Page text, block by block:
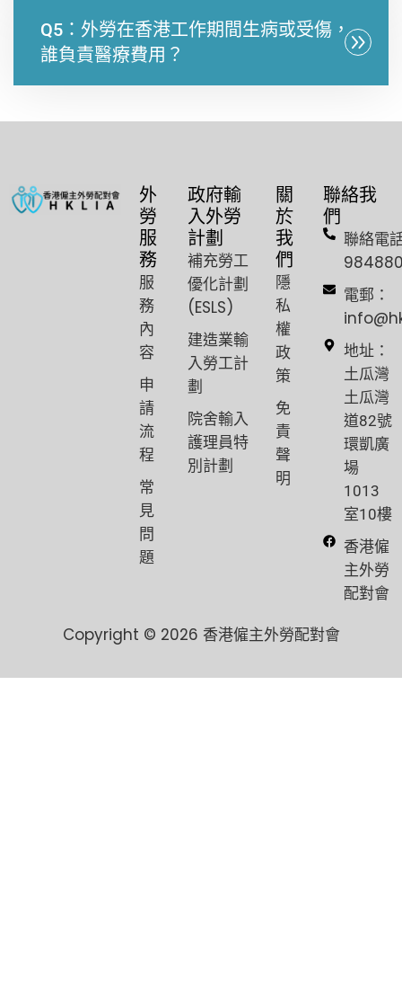
Q5：外勞在香港工作期間生病或受傷，
誰負責醫療費用？
外
勞
服
務
服
務
內
容
申
請
流
程
常
見
問
題
政府輸
入外勞
計劃
補充勞工
優化計劃
(ESLS)
建造業輸
入勞工計
劃
院舍輸入
護理員特
別計劃
關
於
我
們
隱
私
權
政
策
免
責
聲
明
聯絡我
們
聯絡電
電郵：
地址：
土瓜灣
土瓜灣
道82號
環凱廣
場
1013
室10樓
香港僱
主外勞
配對會
Copyright © 2026 香港僱主外勞配對會